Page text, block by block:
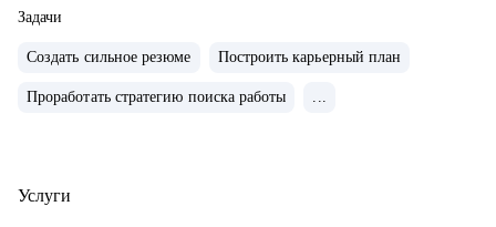
РФ и Европы.
• Мои клиенты нашли работу в Авито, Яндекс, Ozon,
команду
Задачи
Создать сильное резюме Построить карьерный план
Проработать стратегию поиска работы ...
Услуги